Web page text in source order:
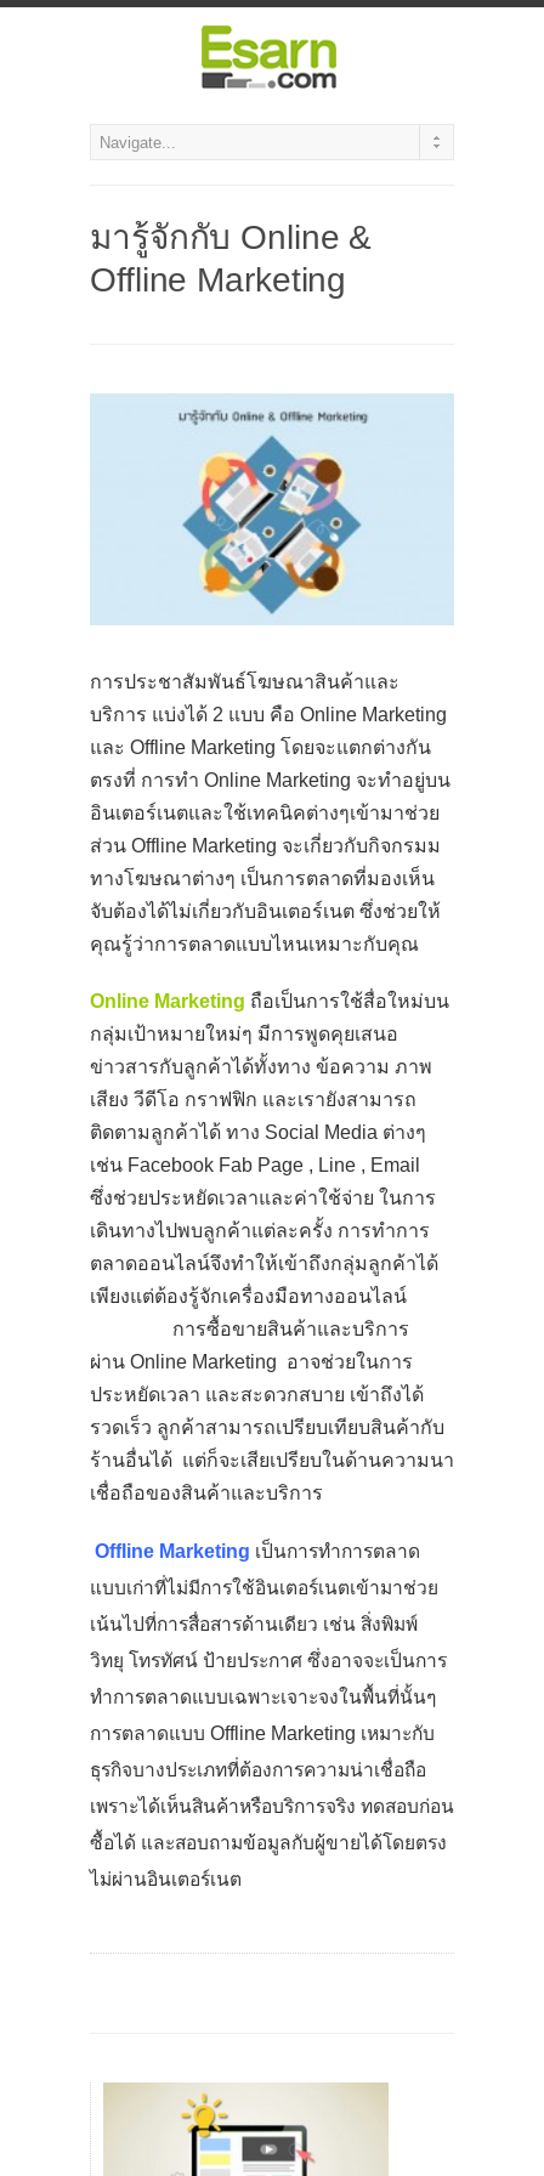
มารู้จักกับ Online &
Offline Marketing
การประชาสัมพันธ์โฆษณาสินค้าและ
บริการ แบ่งได้ 2 แบบ คือ Online Marketing
และ Offline Marketing โดยจะแตกต่างกัน
ตรงที่ การทำ Online Marketing จะทำอยู่บน
อินเตอร์เนตและใช้เทคนิคต่างๆเข้ามาช่วย
ส่วน Offline Marketing จะเกี่ยวกับกิจกรมม
ทางโฆษณาต่างๆ เป็นการตลาดที่มองเห็น
จับต้องได้ไม่เกี่ยวกับอินเตอร์เนต ซึ่งช่วยให้
คุณรู้ว่าการตลาดแบบไหนเหมาะกับคุณ
Online Marketing ถือเป็นการใช้สื่อใหม่บน
กลุ่มเป้าหมายใหม่ๆ มีการพูดคุยเสนอ
ข่าวสารกับลูกค้าได้ทั้งทาง ข้อความ ภาพ
เสียง วีดีโอ กราฟฟิก และเรายังสามารถ
ติดตามลูกค้าได้ ทาง Social Media ต่างๆ
เช่น Facebook Fab Page , Line , Email
ซึ่งช่วยประหยัดเวลาและค่าใช้จ่าย ในการ
เดินทางไปพบลูกค้าแต่ละครั้ง การทำการ
ตลาดออนไลน์จึงทำให้เข้าถึงกลุ่มลูกค้าได้
เพียงแต่ต้องรู้จักเครื่องมือทางออนไลน์
การซื้อขายสินค้าและบริการ
ผ่าน Online Marketing อาจช่วยในการ
ประหยัดเวลา และสะดวกสบาย เข้าถึงได้
รวดเร็ว ลูกค้าสามารถเปรียบเทียบสินค้ากับ
ร้านอื่นได้ แต่ก็จะเสียเปรียบในด้านความนา
เชื่อถือของสินค้าและบริการ
Offline Marketing เป็นการทำการตลาด
แบบเก่าที่ไม่มีการใช้อินเตอร์เนตเข้ามาช่วย
เน้นไปที่การสื่อสารด้านเดียว เช่น สิ่งพิมพ์
วิทยุ โทรทัศน์ ป้ายประกาศ ซึ่งอาจจะเป็นการ
ทำการตลาดแบบเฉพาะเจาะจงในพื้นที่นั้นๆ
การตลาดแบบ Offline Marketing เหมาะกับ
ธุรกิจบางประเภทที่ต้องการความน่าเชื่อถือ
เพราะได้เห็นสินค้าหรือบริการจริง ทดสอบก่อน
ซื้อได้ และสอบถามข้อมูลกับผู้ขายได้โดยตรง
ไม่ผ่านอินเตอร์เนต